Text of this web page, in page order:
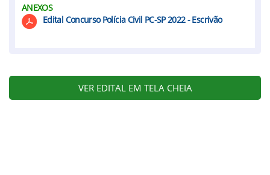
ANEXOS
Edital Concurso Polícia Civil PC-SP 2022 - Escrivão
VER EDITAL EM TELA CHEIA